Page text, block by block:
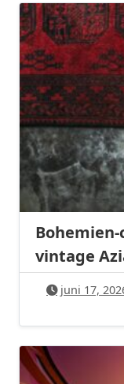
vintage
juni 17,